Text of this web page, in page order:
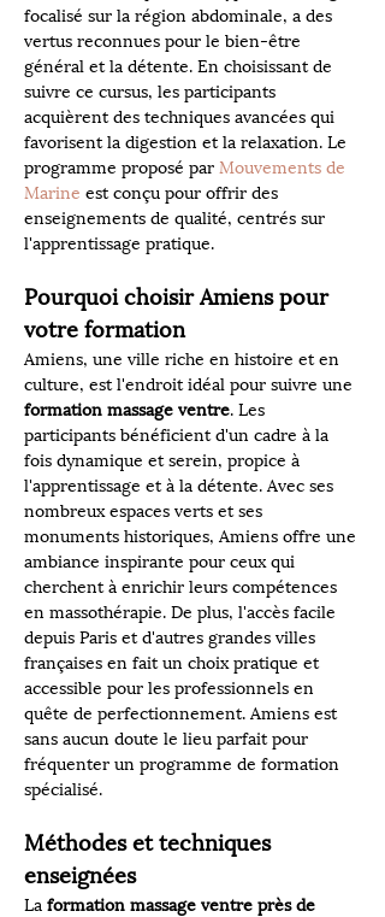
focalisé sur la région abdominale, a des
vertus reconnues pour le bien-être
général et la détente. En choisissant de
suivre ce cursus, les participants
acquièrent des techniques avancées qui
favorisent la digestion et la relaxation. Le
programme proposé par Mouvements de
Marine est conçu pour offrir des
enseignements de qualité, centrés sur
l'apprentissage pratique.
Pourquoi choisir Amiens pour
votre formation
Amiens, une ville riche en histoire et en
culture, est l'endroit idéal pour suivre une
formation massage ventre. Les
participants bénéficient d'un cadre à la
fois dynamique et serein, propice à
l'apprentissage et à la détente. Avec ses
nombreux espaces verts et ses
monuments historiques, Amiens offre une
ambiance inspirante pour ceux qui
cherchent à enrichir leurs compétences
en massothérapie. De plus, l'accès facile
depuis Paris et d'autres grandes villes
françaises en fait un choix pratique et
accessible pour les professionnels en
quête de perfectionnement. Amiens est
sans aucun doute le lieu parfait pour
fréquenter un programme de formation
spécialisé.
Méthodes et techniques
enseignées
La formation massage ventre près de